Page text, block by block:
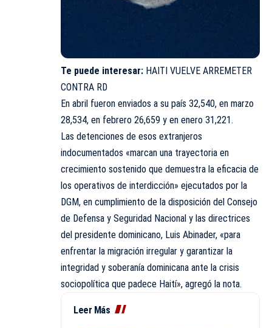
Te puede interesar: HAITI VUELVE ARREMETER
CONTRA RD
En abril fueron enviados a su país 32,540, en marzo
28,534, en febrero 26,659 y en enero 31,221.
Las detenciones de esos extranjeros
indocumentados «marcan una trayectoria en
crecimiento sostenido que demuestra la eficacia de
los operativos de interdicción» ejecutados por la
DGM, en cumplimiento de la disposición del Consejo
de Defensa y Seguridad Nacional y las directrices
del presidente dominicano, Luis Abinader, «para
enfrentar la migración irregular y garantizar la
integridad y soberanía dominicana ante la crisis
sociopolítica que padece Haití», agregó la nota.
Leer Más